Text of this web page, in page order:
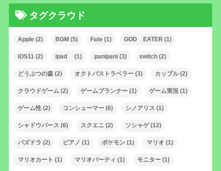
タグクラウド
Apple(2) BGM (5) Fate(1) GOD EATER (1)
iOS11(2) ipad (1) panipani(3) switch(2)
どうぶつの森(2) オクトパストラベラー(3) カップル(2)
クラウドゲーム(2) ゲームプランナー(1) ゲーム実況(1)
ゲーム性(2) コンシューマー(6) シノアリス (1)
シャドウバース (6) スクエニ(2) ソシャゲ(12)
パズドラ (2) ピアノ (1) ポケモン(1) マリオ (1)
マリオカート (1) マリオパーティ (1) モニター(1)